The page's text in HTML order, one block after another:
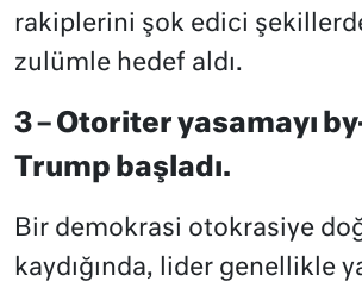
rakiplerini şok edici
zulümle hedef aldı.
3 – Otoriter yasamayı
Trump başladı.
Bir demokrasi otokrasiye
kaydığında, lider genellikle